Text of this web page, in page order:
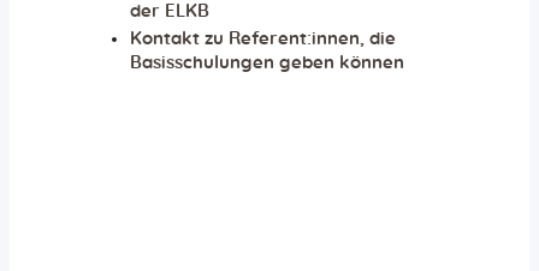
der ELKB
Kontakt zu Referent:innen, die
Basisschulungen geben können